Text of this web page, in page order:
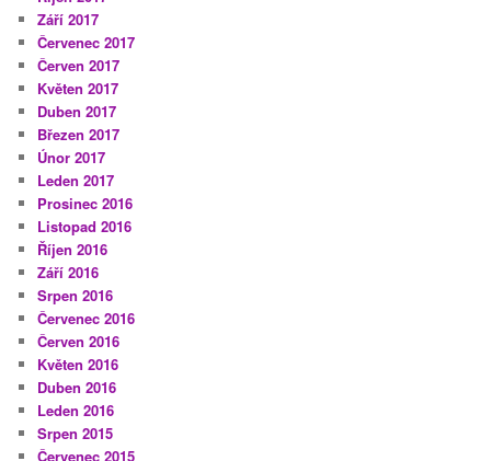
Září 2017
Červenec 2017
Červen 2017
Květen 2017
Duben 2017
Březen 2017
Únor 2017
Leden 2017
Prosinec 2016
Listopad 2016
Říjen 2016
Září 2016
Srpen 2016
Červenec 2016
Červen 2016
Květen 2016
Duben 2016
Leden 2016
Srpen 2015
Červenec 2015